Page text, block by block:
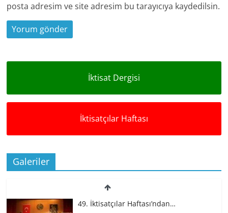
posta adresim ve site adresim bu tarayıcıya kaydedilsin.
İktisat Dergisi
İktisatçılar Haftası
Galeriler
49. İktisatçılar Haftası | 2.…